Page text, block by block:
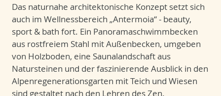
Das naturnahe architektonische Konzept setzt sich
auch im Wellnessbereich „Antermoia“ - beauty,
sport & bath fort. Ein Panoramaschwimmbecken
aus rostfreiem Stahl mit Außenbecken, umgeben
von Holzboden, eine Saunalandschaft aus
Natursteinen und der faszinierende Ausblick in den
Alpenregenerationsgarten mit Teich und Wiesen
sind gestaltet nach den Lehren des Zen.